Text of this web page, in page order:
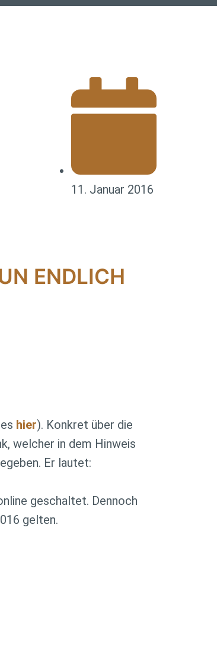
11. Januar 2016
ENDLICH
hier). Konkret über die
welcher in dem Hinweis
Er lautet:
geschaltet. Dennoch
gelten.